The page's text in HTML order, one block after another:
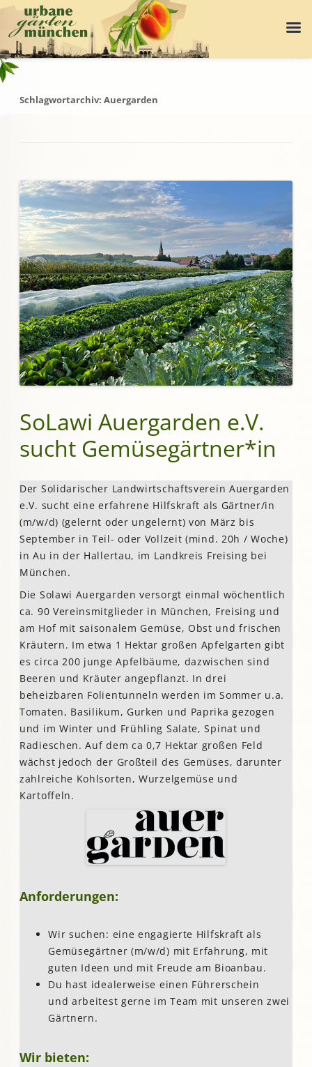
Schlagwortarchiv: Auergarden
SoLawi Auergarden e.V.
sucht Gemüsegärtner*in
Der Solidarischer Landwirtschaftsverein Auergarden
e.V. sucht eine erfahrene Hilfskraft als Gärtner/in
(m/w/d) (gelernt oder ungelernt) von März bis
September in Teil- oder Vollzeit (mind. 20h / Woche)
in Au in der Hallertau, im Landkreis Freising bei
München.
Die Solawi Auergarden versorgt einmal wöchentlich
ca. 90 Vereinsmitglieder in München, Freising und
am Hof mit saisonalem Gemüse, Obst und frischen
Kräutern. Im etwa 1 Hektar großen Apfelgarten gibt
es circa 200 junge Apfelbäume, dazwischen sind
Beeren und Kräuter angepflanzt. In drei
beheizbaren Folientunneln werden im Sommer u.a.
Tomaten, Basilikum, Gurken und Paprika gezogen
und im Winter und Frühling Salate, Spinat und
Radieschen. Auf dem ca 0,7 Hektar großen Feld
wächst jedoch der Großteil des Gemüses, darunter
zahlreiche Kohlsorten, Wurzelgemüse und
Kartoffeln.
Anforderungen:
Wir suchen: eine engagierte Hilfskraft als
Gemüsegärtner (m/w/d) mit Erfahrung, mit
guten Ideen und mit Freude am Bioanbau.
Du hast idealerweise einen Führerschein
und arbeitest gerne im Team mit unseren zwei
Gärtnern. ​​​​​​
Wir bieten: